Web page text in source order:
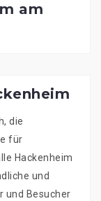
am
die
für
Hackenheim
und
und Besucher